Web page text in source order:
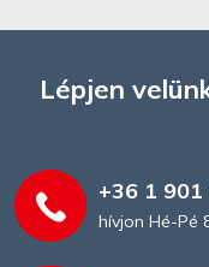
Lépjen
+36 1
hívjon Hé-Pé